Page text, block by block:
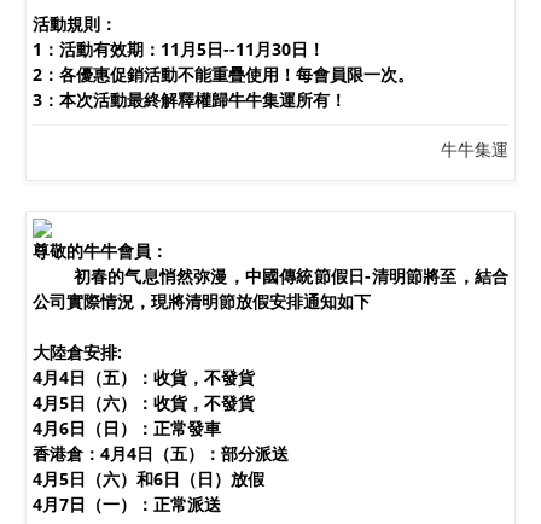
活動規則：
1：活動有效期：11月5日--11月30日！
2：各優惠促銷活動不能重疊使用！每會員限一次。
3：本次活動最終解釋權歸牛牛集運所有！
牛牛集運
清明放假通知
尊敬的牛牛會員：
初春的气息悄然弥漫，中國傳統節假日-清明節將至，結合
公司實際情況，現將清明節放假安排通知如下
大陸倉安排:
4月4日（五）：收貨，不發貨
4月5日（六）：收貨，不發貨
4月6日（日）：正常發車
香港倉：4月4日（五）：部分派送
4月5日（六）和6日（日）放假
4月7日（一）：正常派送